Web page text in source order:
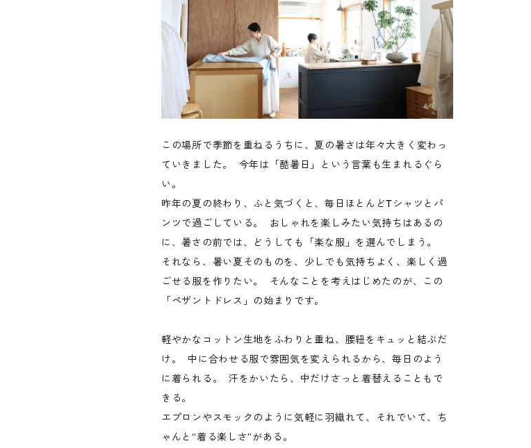
この場所で季節を重ねるうちに、夏の暑さは年々大きく変わっ
ていきました。 今年は「酷暑日」という言葉も生まれるぐら
い。
昨年の夏の終わり、ふと気づくと、毎日ほとんどTシャツとパ
ンツで過ごしている。 おしゃれを楽しみたい気持ちはあるの
に、暑さの前では、どうしても「楽な服」を選んでしまう。
それなら、暑い夏そのものを、少しでも気持ちよく、楽しく過
ごせる服を作りたい。 そんなことを考えはじめたのが、この
「ペザントドレス」の始まりです。
軽やかなコットン生地をふわりと重ね、腰紐をキュッと結ぶだ
け。 中に合わせる服で雰囲気を変えられるから、毎日のよう
に着られる。 汗をかいたら、中だけさっと着替えることもで
きる。
エプロンやスモックのように気軽に羽織れて、それでいて、ち
ゃんと“着る楽しさ”がある。